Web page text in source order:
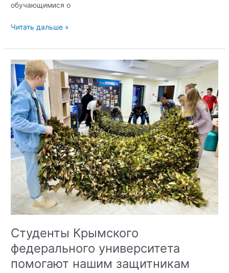
обучающимися о
Открытый
Противодействие
киберпреступности
распространению
фейков
Читать дальше »
Студенты Крымского
федерального университета
помогают нашим защитникам